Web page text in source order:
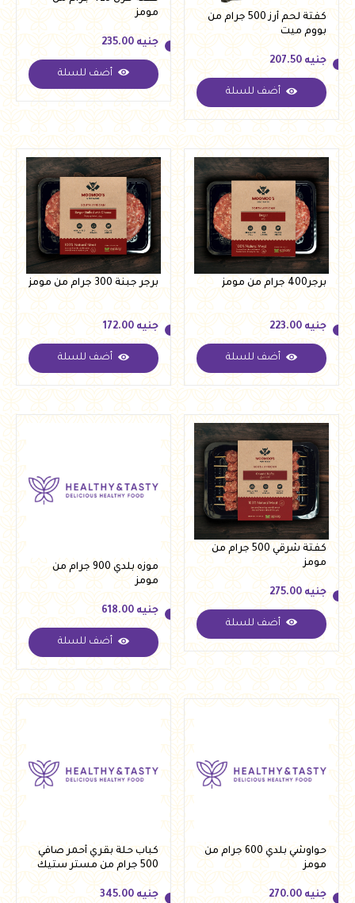
كفتة لحم أرز 500 جرام من
بووم ميت
جنيه 207.50
جنيه 207.50
أضف للسلة
مومز
جنيه
جنيه 235.00
أضف للسلة
برجر400 جرام من مومز
جنيه 223.00
جنيه 223.00
أضف للسلة
برجر جبنة 300 جرام من مومز
جنيه 172.00
جنيه 172.00
أضف للسلة
كفتة شرقي 500 جرام من
مومز
جنيه
جنيه 275.00
أضف للسلة
موزه بلدي 900 جرام من
مومز
جنيه 618.00
جنيه 618.00
أضف للسلة
حواوشي بلدي 600 جرام من
مومز
جنيه 270.00
كباب حلة بقري أحمر صافي
500 جرام من مستر ستيك
جنيه 345.00